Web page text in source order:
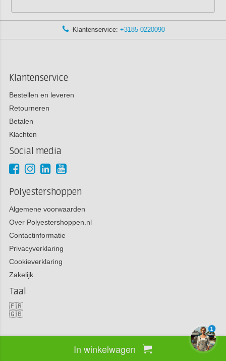
In winkelwagen
Klantenservice: +3185 0220090
Klantenservice
Bestellen en leveren
Retourneren
Betalen
Klachten
Social media
Polyestershoppen
Algemene voorwaarden
Over Polyestershoppen.nl
Contactinformatie
Privacyverklaring
Cookieverklaring
Zakelijk
Taal
🇫🇷
🇬🇧
Copyright 2026 Polyestershoppen bv
1